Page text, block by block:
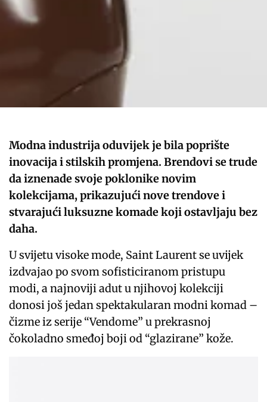
Modna industrija oduvijek je bila poprište
inovacija i stilskih promjena. Brendovi se trude
da iznenade svoje poklonike novim
kolekcijama, prikazujući nove trendove i
stvarajući luksuzne komade koji ostavljaju bez
daha.
U svijetu visoke mode, Saint Laurent se uvijek
izdvajao po svom sofisticiranom pristupu
modi, a najnoviji adut u njihovoj kolekciji
donosi još jedan spektakularan modni komad –
čizme iz serije “Vendome” u prekrasnoj
čokoladno smeđoj boji od “glazirane” kože.